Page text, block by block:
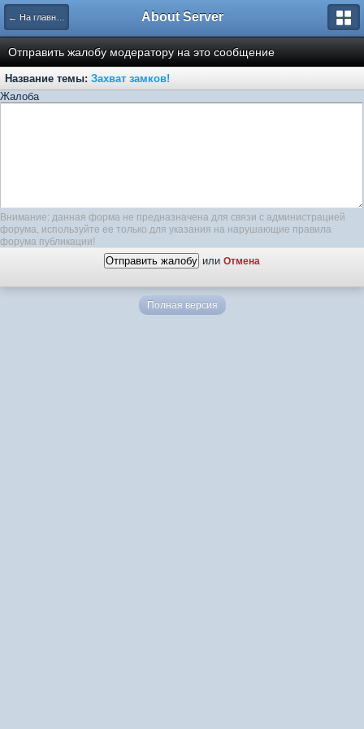
← На главную About Server
Отправить жалобу модератору на это сообщение
Название темы: Захват замков!
Жалоба
Внимание: данная форма не предназначена для связи с администрацией
форума, используйте ее только для указания на нарушающие правила
форума публикации!
или Отмена
Полная версия